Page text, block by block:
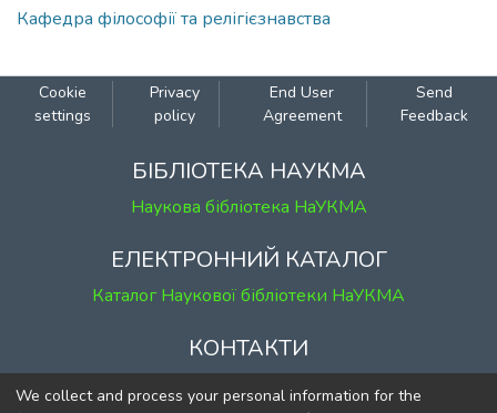
Кафедра філософії та релігієзнавства
Cookie
settings
Privacy
policy
End User
Agreement
Send
Feedback
БІБЛІОТЕКА НАУКМА
Наукова бібліотека НаУКМА
ЕЛЕКТРОННИЙ КАТАЛОГ
Каталог Наукової бібліотеки НаУКМА
КОНТАКТИ
м. Київ, вул. Григорія Сковороди, 2
We collect and process your personal information for the